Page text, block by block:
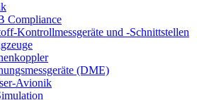
Compliance
Kontrollmessgeräte und -Schnittstellen
(DME)
Avionik